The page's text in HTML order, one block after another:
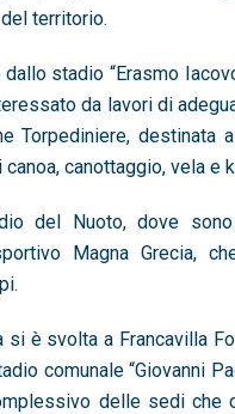
territorio.
stadio “Erasmo
da lavori di
Torpediniere,
canottaggio, vela e
del Nuoto, dove
Magna Grecia,
è svolta a Francavilla
comunale “Giovanni
delle sedi